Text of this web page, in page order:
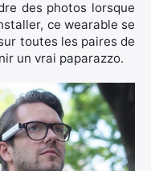
des photos lorsque
ce wearable se
toutes les paires de
un vrai paparazzo.